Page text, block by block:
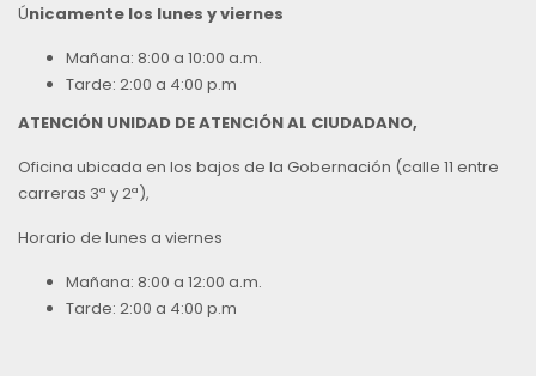
Únicamente los lunes y viernes
Mañana: 8:00 a 10:00 a.m.
Tarde: 2:00 a 4:00 p.m
ATENCIÓN UNIDAD DE ATENCIÓN AL CIUDADANO,
Oficina ubicada en los bajos de la Gobernación (calle 11 entre
carreras 3ª y 2ª),
Horario de lunes a viernes
Mañana: 8:00 a 12:00 a.m.
Tarde: 2:00 a 4:00 p.m